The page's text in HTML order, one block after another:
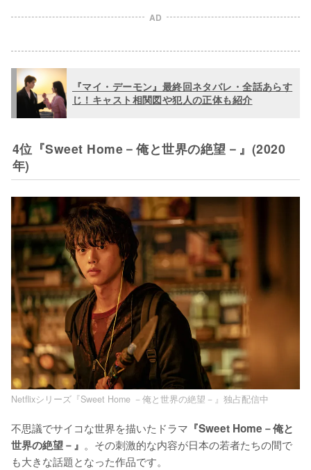
AD
『マイ・デーモン』最終回ネタバレ・全話あらす
じ！キャスト相関図や犯人の正体も紹介
4位『Sweet Home－俺と世界の絶望－』(2020
年)
Netflixシリーズ『Sweet Home －俺と世界の絶望－』独占配信中
不思議でサイコな世界を描いたドラマ 『Sweet Home－俺と
世界の絶望－』 。その刺激的な内容が日本の若者たちの間で
も大きな話題となった作品です。